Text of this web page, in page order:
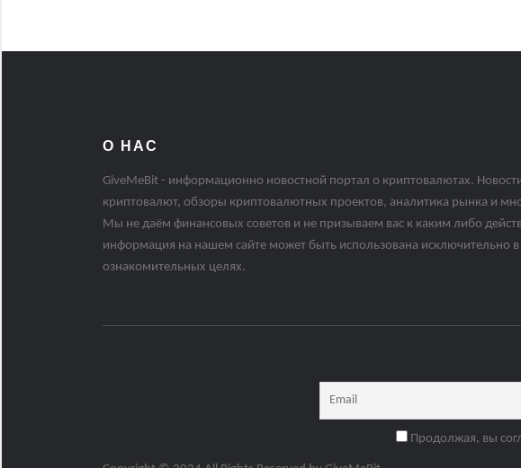
О НАС
GiveMeBit - информационно новостной портал о криптовалютах.
криптовалют, обзоры криптовалютных проектов, аналитика рынка и
Мы не даём финансовых советов и не призываем вас к каким либо
информация на нашем сайте может быть использована исключительно в
ознакомительных целях.
Продолжая, вы